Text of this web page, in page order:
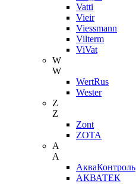
Vatti
Vieir
Viessmann
Vilterm
ViVat
W
W
WertRus
Wester
Z
Z
Zont
ZOTA
А
А
АкваКонтроль
АКВАТЕК